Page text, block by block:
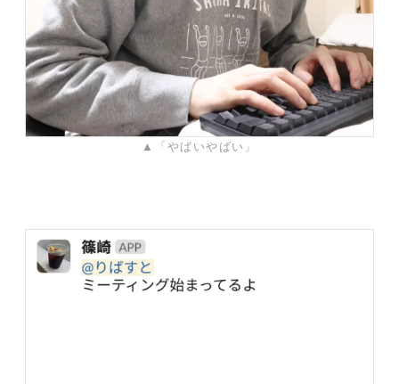
▲「やばいやばい」